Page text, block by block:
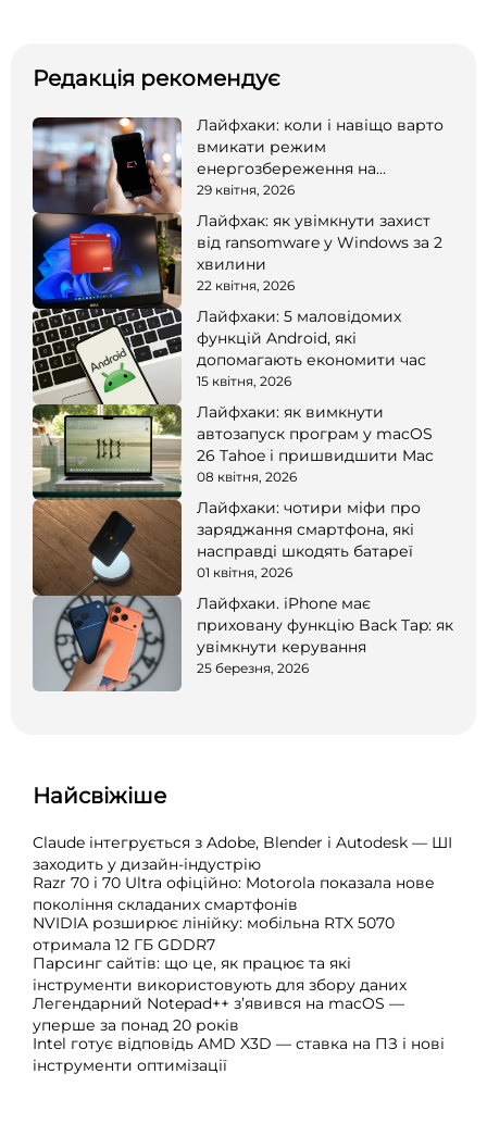
Редакція рекомендує
Лайфхаки: коли і навіщо варто
вмикати режим
енергозбереження на
смартфоні
29 квітня, 2026
Лайфхак: як увімкнути захист
від ransomware у Windows за 2
хвилини
22 квітня, 2026
Лайфхаки: 5 маловідомих
функцій Android, які
допомагають економити час
15 квітня, 2026
Лайфхаки: як вимкнути
автозапуск програм у macOS
26 Tahoe і пришвидшити Mac
08 квітня, 2026
Лайфхаки: чотири міфи про
заряджання смартфона, які
насправді шкодять батареї
01 квітня, 2026
Лайфхаки. iPhone має
приховану функцію Back Tap: як
увімкнути керування
25 березня, 2026
Найсвіжіше
Claude інтегрується з Adobe, Blender і Autodesk — ШІ
заходить у дизайн-індустрію
Razr 70 і 70 Ultra офіційно: Motorola показала нове
покоління складаних смартфонів
NVIDIA розширює лінійку: мобільна RTX 5070
отримала 12 ГБ GDDR7
Парсинг сайтів: що це, як працює та які
інструменти використовують для збору даних
Легендарний Notepad++ з’явився на macOS —
уперше за понад 20 років
Intel готує відповідь AMD X3D — ставка на ПЗ і нові
інструменти оптимізації